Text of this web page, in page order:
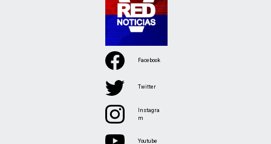
Facebook
Twitter
Instagra
m
Youtube